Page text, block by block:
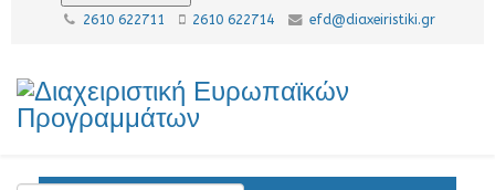
2610 622711 2610 622714 efd@diaxeiristiki.gr